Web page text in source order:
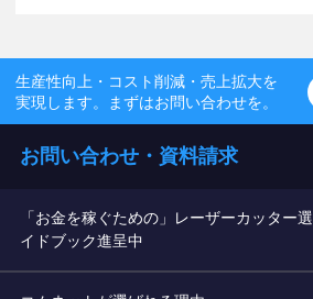
生産性向上・コスト削減・売上拡大を
実現します。まずはお問い合わせを。
お問い合わせ・資料請求
「お金を稼ぐための」レーザーカッター
イドブック進呈中